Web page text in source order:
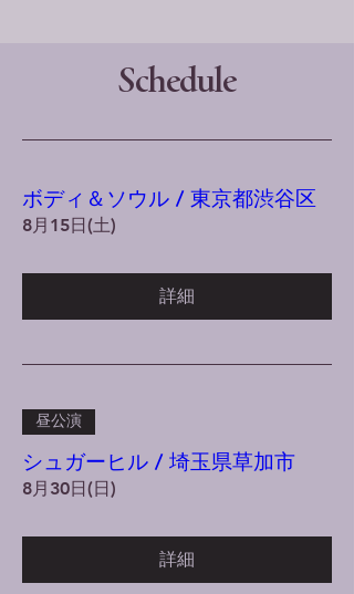
Schedule
ボディ＆ソウル / 東京都渋谷区
8月15日(土)
詳細
昼公演
シュガーヒル / 埼玉県草加市
8月30日(日)
詳細